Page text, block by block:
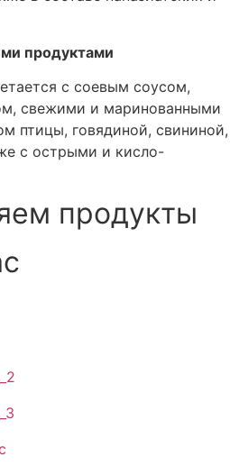
продуктами
с соевым соусом,
свежими и маринованными
птицы, говядиной, свининой,
с острыми и кисло-
продукты